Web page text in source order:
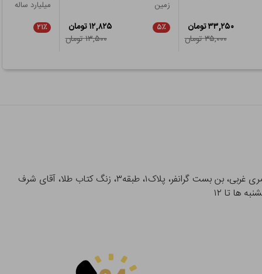
۳۳,۲۵۰ تومان
۳۵,۰۰۰ تومان
زمین
۵٪
۱۲,۸۲۵ تومان
۱۳,۵۰۰ تومان
میلیارد ساله
۲۱٪
آدرس تحویل حضوری سفارشات: میدان انقلاب، خیابان انقلاب، خیابان ۱۲ فروردین، خیابان شهدای ژاندارمری غربی، بن بست گرانفر، پلاک۱، طبقه۳، زنگ کتاب طلا، آقای شرف